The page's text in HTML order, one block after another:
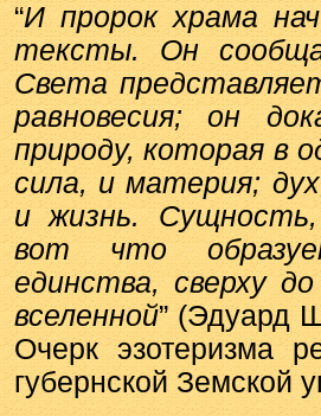
“И пророк храма
тексты. Он
Света
равновесия; он
природу, которая в
сила, и материя;
и жизнь.
вот что
единства, сверху
вселенной” (Эдуард
Очерк эзотеризма
губернской Земской